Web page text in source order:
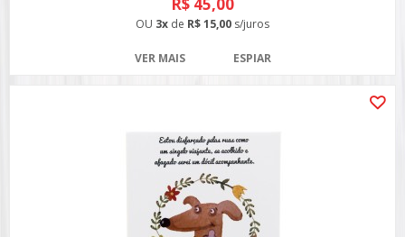
OU 3x de R$ 15,00 s/juros
VER MAIS ESPIAR